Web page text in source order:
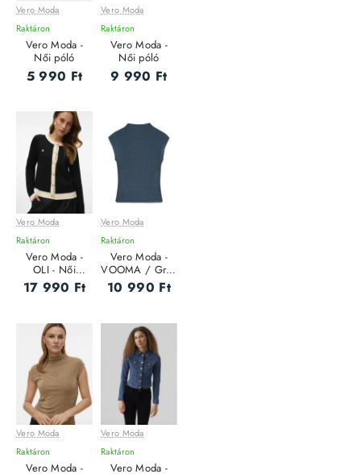
Vero Moda
Raktáron
Vero Moda -
Női póló
5 990 Ft
Vero Moda
Raktáron
Vero Moda -
Női póló
9 990 Ft
Vero Moda
Raktáron
Vero Moda -
OLI - Női
Kardigán
17 990 Ft
Vero Moda
Raktáron
Vero Moda -
VOOMA / Grey
- Női póló
10 990 Ft
Vero Moda
Raktáron
Vero Moda -
Vero Moda
Raktáron
Vero Moda -